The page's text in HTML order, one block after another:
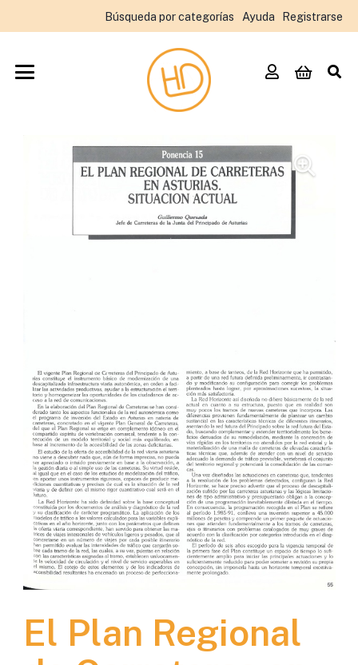
Búsqueda por categorías Ayuda Registrarse
El Plan Regional